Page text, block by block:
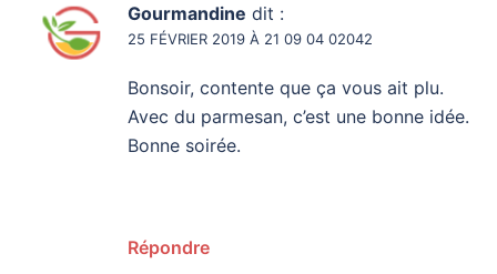
Gourmandine dit :
25 FÉVRIER 2019 À 21 09 04 02042
Bonsoir, contente que ça vous ait plu.
Avec du parmesan, c’est une bonne idée.
Bonne soirée.
Répondre